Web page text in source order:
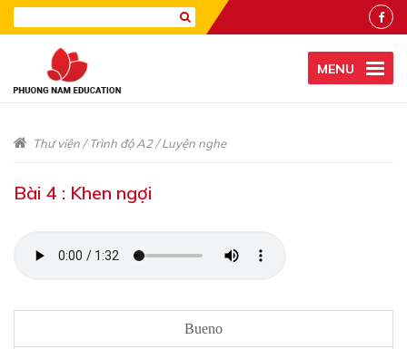
MENU
Thư viện/Trình độ A2/Luyện nghe
Bài 4 : Khen ngợi
Bueno